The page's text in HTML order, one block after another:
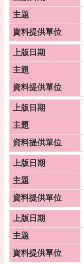
覽
市
政
箱
常
見
問
答
桃
園
市
府
隱
私
政
策
政